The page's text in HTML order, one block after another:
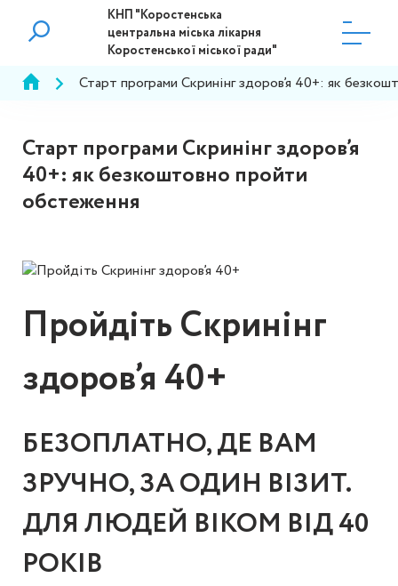
КНП "Коростенська
центральна міська лікарня
Коростенської міської ради"
Старт програми Скринінг здоров’я 40+: як
Старт програми Скринінг здоров’я
40+: як безкоштовно пройти
обстеження
Пройдіть Скринінг
здоров’я 40+
БЕЗОПЛАТНО, ДЕ ВАМ
ЗРУЧНО, ЗА ОДИН ВІЗИТ.
ДЛЯ ЛЮДЕЙ ВІКОМ ВІД 40
РОКІВ